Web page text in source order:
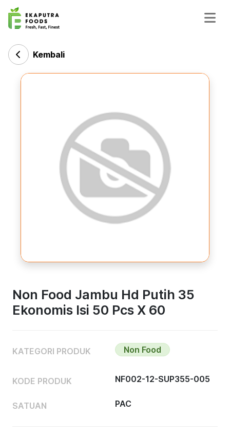
Kembali
Non Food Jambu Hd Putih 35
Ekonomis Isi 50 Pcs X 60
KATEGORI PRODUK Non Food
KODE PRODUK NF002-12-SUP355-005
SATUAN PAC